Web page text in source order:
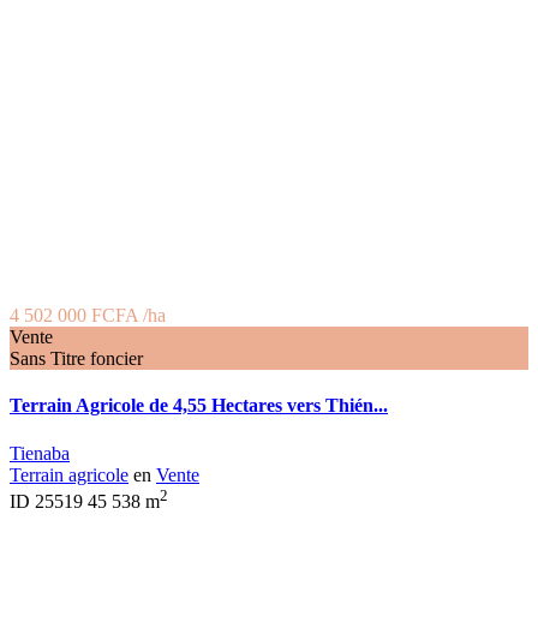
4 502 000 FCFA /ha
Vente
Sans Titre foncier
Terrain Agricole de 4,55 Hectares vers Thién...
Tienaba
Terrain agricole en Vente
ID 25519 45 538 m2